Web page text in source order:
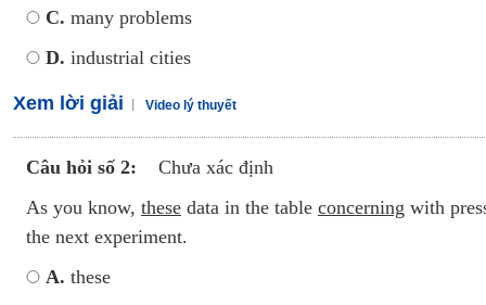
C. many problems
D. industrial cities
Xem lời giải Video lý thuyết
Câu hỏi số 2:
Chưa xác định
As you know, these data in the table concerning with
the next experiment.
A. these